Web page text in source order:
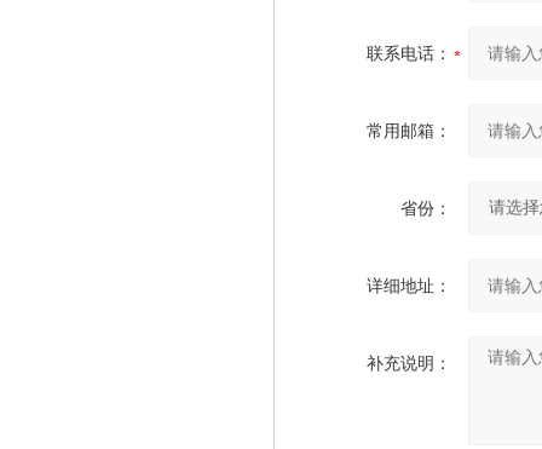
联系电话：
常用邮箱：
省份：
详细地址：
补充说明：